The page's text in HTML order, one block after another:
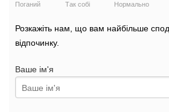
Поганий Так собі Нормально
Розкажіть нам, що вам найбільше
відпочинку.
Ваше ім'я